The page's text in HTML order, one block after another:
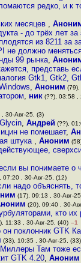
редко, и к
месяцев ,
- до трёх лет
из 8211 за
не должно
99 рынка,
представь
Gtk1, Gtk2,
, Аноним
, ник (??), 03:58 ,
30-Авг-25, (3)
, Андрей (??),
не помешает,
штука , Аноним
вы понимаете о
07:20 , 30-Авг-25, (12)
надо объяснять,
(17), 09:13 , 30-Авг-
(20), 09:40 , 30-
кто их
11:33 , 30-Авг-25, (40) –1
он поклонник GTK
(33), 10:35 , 30-Авг-25, (33)
Там тоже
GTK 4.20, Аноним